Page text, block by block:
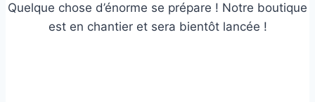
Quelque chose d’énorme se prépare ! Notre boutique
est en chantier et sera bientôt lancée !